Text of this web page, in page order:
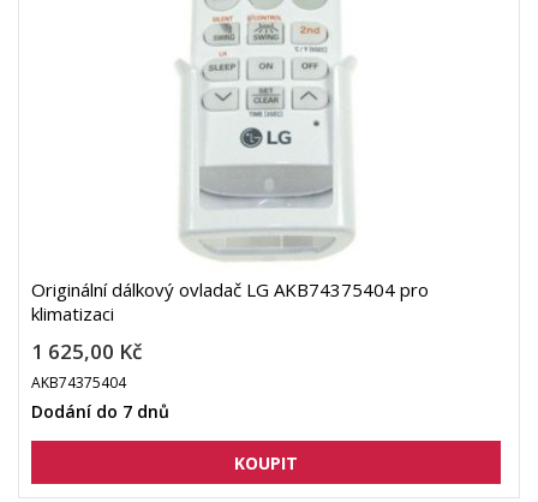
Originální dálkový ovladač LG AKB74375404 pro
klimatizaci
1 625,00 Kč
AKB74375404
Dodání do 7 dnů